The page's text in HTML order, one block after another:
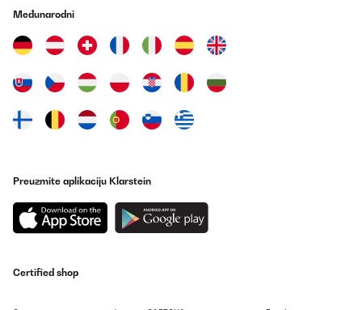
Međunarodni
Preuzmite aplikaciju Klarstein
Certified shop